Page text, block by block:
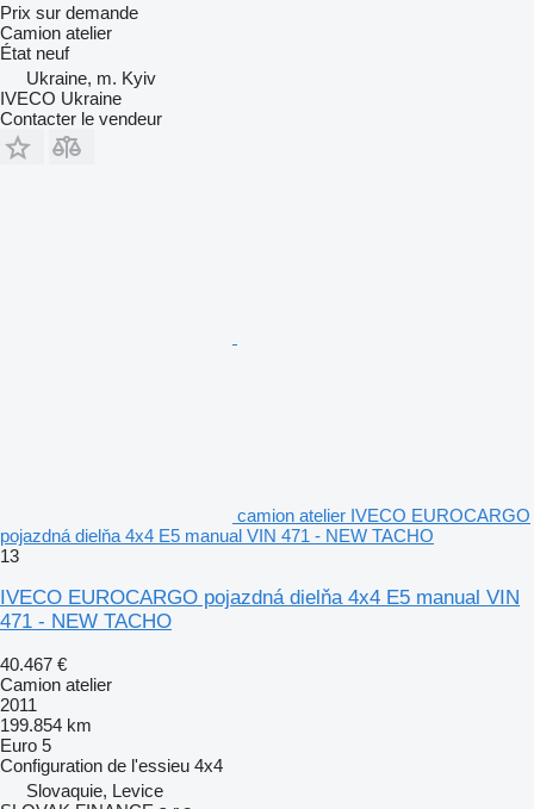
Prix sur demande
Camion atelier
État neuf
Ukraine, m. Kyiv
IVECO Ukraine
Contacter le vendeur
camion atelier IVECO EUROCARGO
pojazdná dielňa 4x4 E5 manual VIN 471 - NEW TACHO
13
IVECO EUROCARGO pojazdná dielňa 4x4 E5 manual VIN
471 - NEW TACHO
40.467 €
Camion atelier
2011
199.854 km
Euro 5
Configuration de l'essieu 4x4
Slovaquie, Levice